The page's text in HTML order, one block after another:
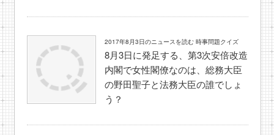
2017年8月3日のニュースを読む 時事問題クイズ
8月3日に発足する、第3次安倍改造
内閣で女性閣僚なのは、総務大臣
の野田聖子と法務大臣の誰でしょ
う？